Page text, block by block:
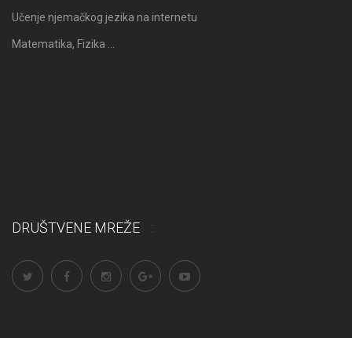
Učenje njemačkog jezika na internetu
Matematika, Fizika …
DRUŠTVENE MREŽE